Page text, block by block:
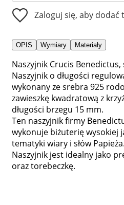
Zaloguj się, aby dodać
OPIS Wymiary Materiały
Naszyjnik Crucis
Naszyjnik o długości
wykonany ze srebra 925
zawieszkę kwadratową z
długości brzegu 15 mm.
Ten naszyjnik firmy
wykonuje biżuterię wysokiej
tematyki wiary i słów Papieża.
Naszyjnik jest idealny jako
oraz torebeczkę.